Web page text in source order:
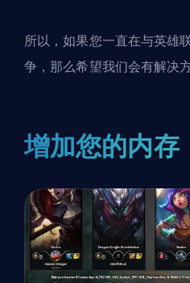
所以，如果您一直在与英雄
争，那么希望我们会有解决
增加您的内存